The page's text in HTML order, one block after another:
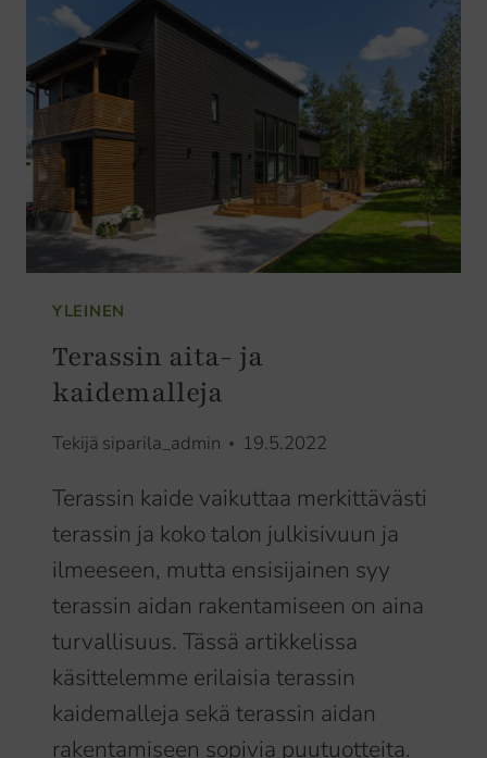
TALVEA
YLEINEN
Terassin aita- ja
kaidemalleja
Tekijä siparila_admin 19.5.2022
Terassin kaide vaikuttaa merkittävästi
terassin ja koko talon julkisivuun ja
ilmeeseen, mutta ensisijainen syy
terassin aidan rakentamiseen on aina
turvallisuus. Tässä artikkelissa
käsittelemme erilaisia terassin
kaidemalleja sekä terassin aidan
rakentamiseen sopivia puutuotteita.